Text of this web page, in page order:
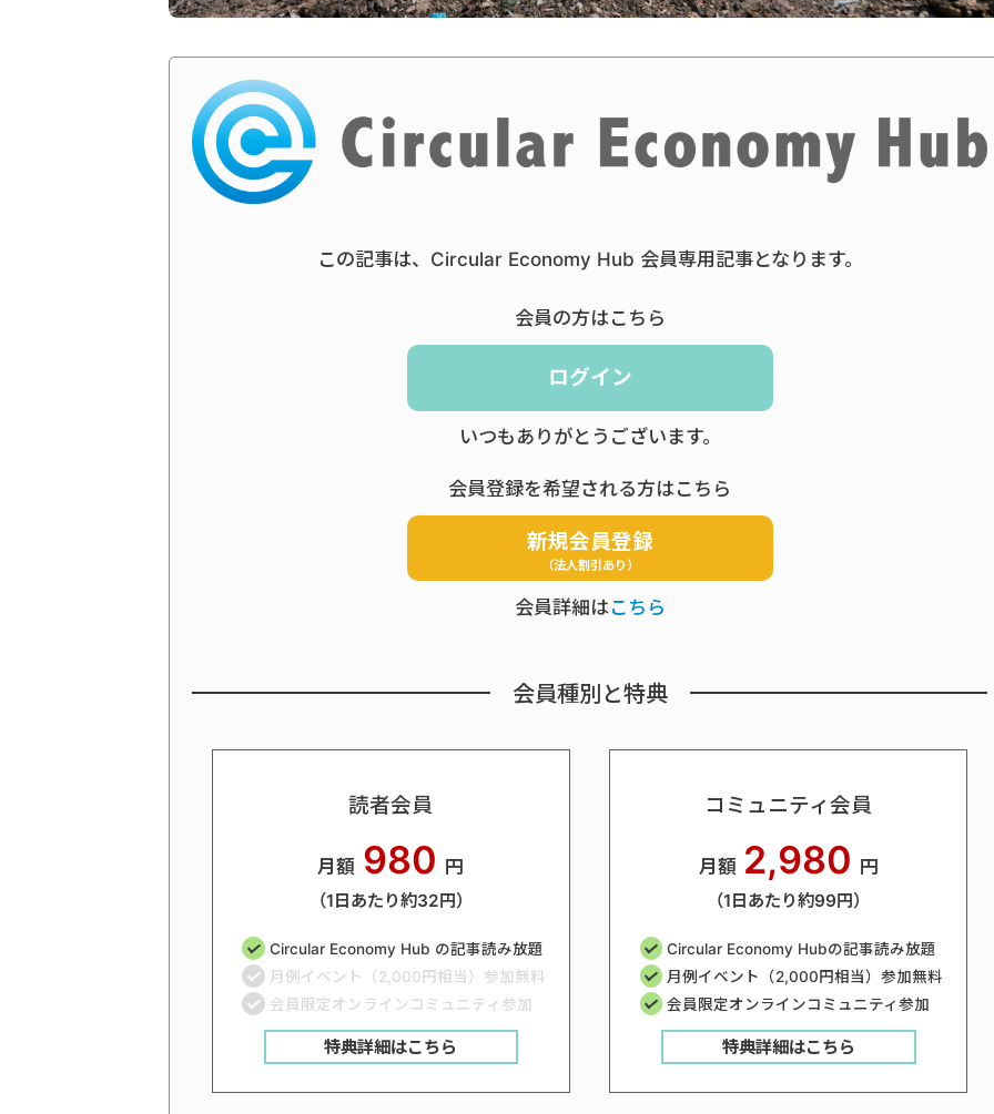
この記事は、Circular Economy Hub 会員専用記事となります。
会員の方はこちら
ログイン
いつもありがとうございます。
会員登録を希望される方はこちら
新規会員登録
（法人割引あり）
会員詳細はこちら
会員種別と特典
読者会員
月額 980 円
（1日あたり約32円）
Circular Economy Hub の記事読み放題
月例イベント（2,000円相当）参加無料
会員限定オンラインコミュニティ参加
特典詳細はこちら
コミュニティ会員
月額 2,980 円
（1日あたり約99円）
Circular Economy Hubの記事読み放題
月例イベント（2,000円相当）参加無料
会員限定オンラインコミュニティ参加
特典詳細はこちら